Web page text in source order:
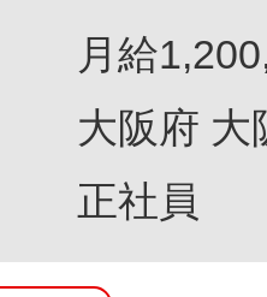
月給
大阪府 大
正社員